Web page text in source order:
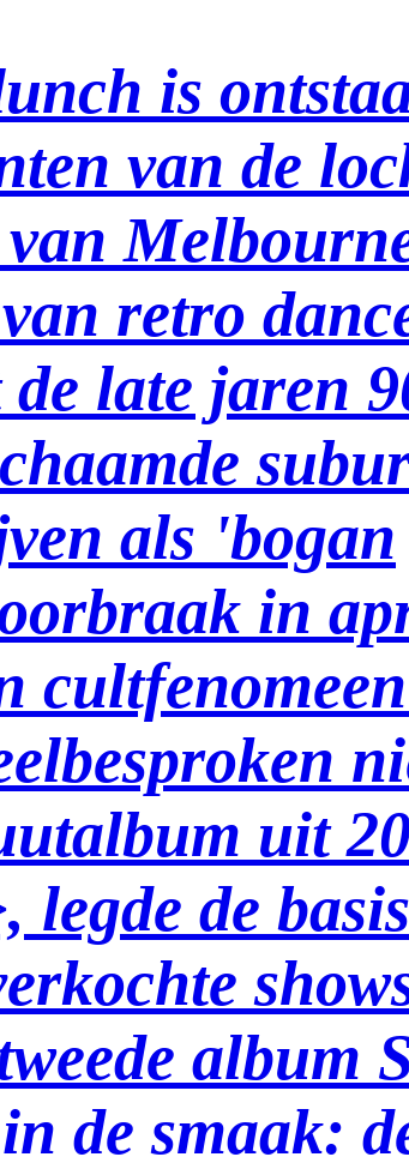
is
van de
retro
late jaren
als 'bogan
in
uit
legde de
album
de smaak: